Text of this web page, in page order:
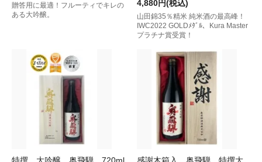
贈答用に最適！フルーティでキレの
ある大吟醸。
4,880円(税込)
山田錦35％精米 純米酒の最高峰！
IWC2022 GOLDﾒﾀﾞﾙ、Kura Master
プラチナ賞受賞！
特撰 大吟醸 奥飛騨 720ml
感謝木箱入 奥飛騨 特撰大